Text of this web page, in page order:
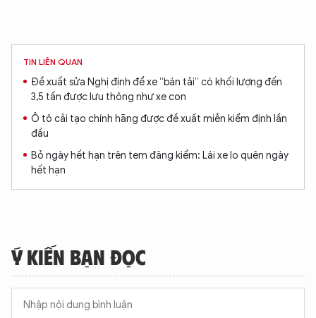
TIN LIÊN QUAN
Đề xuất sửa Nghị định để xe “bán tải” có khối lượng đến
3,5 tấn được lưu thông như xe con
Ô tô cải tạo chính hãng được đề xuất miễn kiểm định lần
đầu
Bỏ ngày hết hạn trên tem đăng kiểm: Lái xe lo quên ngày
hết hạn
Ý KIẾN BẠN ĐỌC